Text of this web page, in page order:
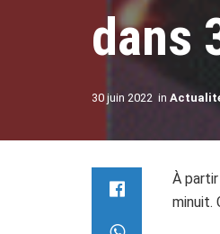
dans
30 juin 2022 in
À
minuit.